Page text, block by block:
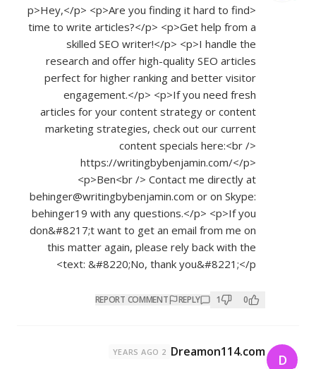
<p>Hey,</p> <p>Are you finding it hard to find
time to write articles?</p> <p>Get help from a
skilled SEO writer!</p> <p>I handle the
research and offer high-quality SEO articles
perfect for higher ranking and better visitor
engagement.</p> <p>If you need fresh
articles for your content strategy or content
marketing strategies, check out our current
content specials here:<br />
https://writingbybenjamin.com/</p>
<p>Ben<br /> Contact me directly at
behinger@writingbybenjamin.com or on Skype:
behinger19 with any questions.</p> <p>If you
don&#8217;t want to get an email from me on
this matter again, please rely back with the
text: &#8220;No, thank you&#8221;</p>
0
1
REPLY
REPORT COMMENT
D
Dreamon114.com
2 YEARS AGO